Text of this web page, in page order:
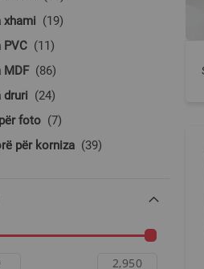
xhami
19produkte
PVC
11produkte
MDF
86produkte
druri
24produkte
foto
7produkte
për korniza
39produkte